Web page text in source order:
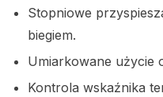
Stopniowe
biegiem.
Umiarkowane użycie
Kontrola wskaźnika